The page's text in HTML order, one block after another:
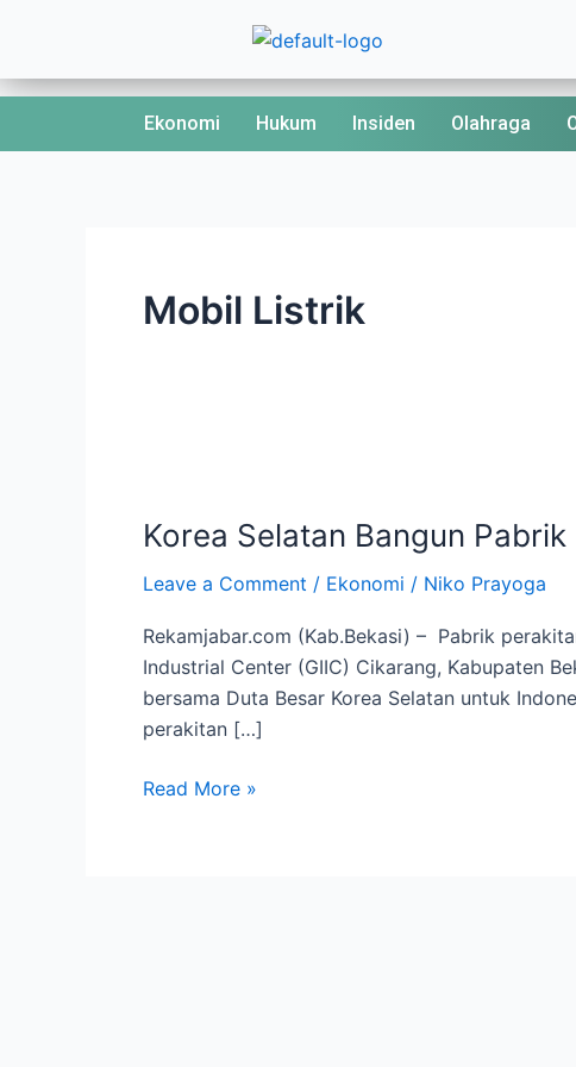
content
Ekonomi Hukum Insiden Olahraga
Mobil Listrik
Korea Selatan Bangun
Leave a Comment / Ekonomi / Niko Prayoga
Rekamjabar.com (Kab.Bekasi) – Pabrik
Industrial Center (GIIC) Cikarang, Kabupaten
bersama Duta Besar Korea Selatan untuk
perakitan […]
Bangun
Baterai
Mobil
Listrik
di
Jabar
Read More »